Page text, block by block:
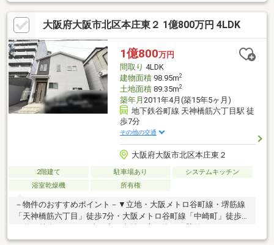
「扇町」駅徒歩12分・デイリーカナートイズミヤ天六樋之口店
徒歩2分・ローソン国分寺一丁目東店 徒歩4分◆内覧予約受付
中！お気軽にお問合せください♪ 【センチュリー21 ライフシス
テム関目店】TEL:0120-80-4470
大阪府大阪市北区本庄東２ 1億800万円 4LDK
1億800万円
間取り 4LDK
建物面積98.95m2
土地面積89.35m2
築年月 2011年4月(築15年5ヶ月)
地下鉄谷町線 天神橋筋六丁目駅 徒
歩7分
その他の交通
大阪府大阪市北区本庄東２
2階建て 駐車場あり
システムキッチン
浴室乾燥機
所有権
－物件のおすすめポイント－▼立地・大阪メトロ谷町線・堺筋線
「天神橋筋六丁目」徒歩7分・大阪メトロ谷町線「中崎町」徒歩
10分▼特徴・4LDK戸建住宅・空間を広く使える壁付けキッチン・
2階に4室配置、洋室1室・和室に収納有・西向きバルコニー設